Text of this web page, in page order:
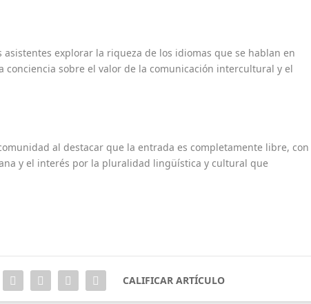
explorar la riqueza de los idiomas que se hablan en
sobre el valor de la comunicación intercultural y el
al destacar que la entrada es completamente libre, con
y el interés por la pluralidad lingüística y cultural que
CALIFICAR ARTÍCULO